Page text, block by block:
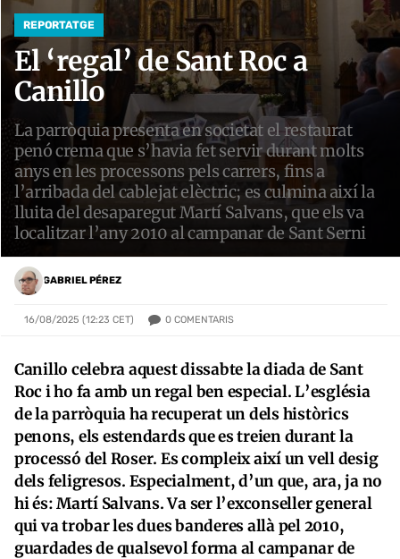
REPORTATGE
El ‘regal’ de Sant Roc a
Canillo
La parròquia presenta en societat el restaurat
penó crema que s’havia fet servir durant molts
anys en les processons pels carrers, fins a
l’arribada del cablejat elèctric; es culmina així la
lluita del desaparegut Martí Salvans, que els va
localitzar l’any 2010 al campanar de Sant Serni
GABRIEL PÉREZ
16/08/2025 (12:23 CET) 0 COMENTARIS
Canillo celebra aquest dissabte la diada de Sant
Roc i ho fa amb un regal ben especial. L’església
de la parròquia ha recuperat un dels històrics
penons, els estendards que es treien durant la
processó del Roser. Es compleix així un vell desig
dels feligresos. Especialment, d’un que, ara, ja no
hi és: Martí Salvans. Va ser l’exconseller general
qui va trobar les dues banderes allà pel 2010,
guardades de qualsevol forma al campanar de